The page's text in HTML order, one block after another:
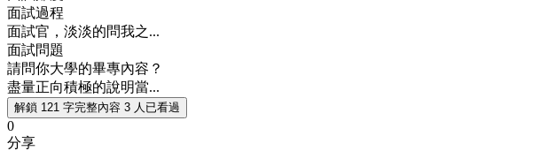
面試過程
面試官，淡淡的問我之...
面試問題
請問你大學的畢專內容？
盡量正向積極的說明當...
解鎖 121 字完整內容 3 人已看過
0
分享